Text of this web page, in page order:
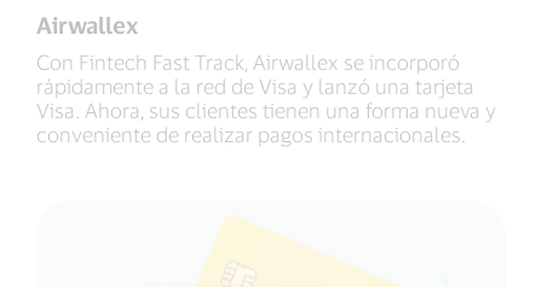
Airwallex
Con Fintech Fast Track, Airwallex se incorporó
rápidamente a la red de Visa y lanzó una tarjeta
Visa. Ahora, sus clientes tienen una forma nueva y
conveniente de realizar pagos internacionales.